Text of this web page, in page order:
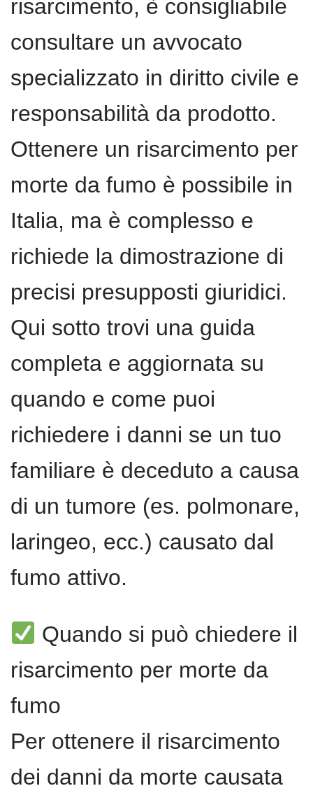
risarcimento, è consigliabile
consultare un avvocato
specializzato in diritto civile e
responsabilità da prodotto.
Ottenere un risarcimento per
morte da fumo è possibile in
Italia, ma è complesso e
richiede la dimostrazione di
precisi presupposti giuridici.
Qui sotto trovi una guida
completa e aggiornata su
quando e come puoi
richiedere i danni se un tuo
familiare è deceduto a causa
di un tumore (es. polmonare,
laringeo, ecc.) causato dal
fumo attivo.
Quando si può chiedere il
risarcimento per morte da
fumo
Per ottenere il risarcimento
dei danni da morte causata